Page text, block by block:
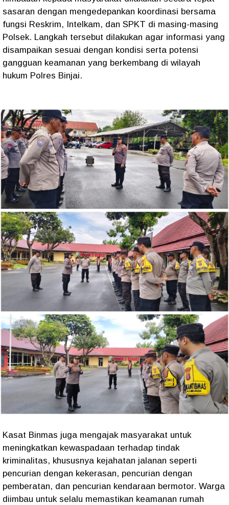
sasaran dengan mengedepankan koordinasi bersama
fungsi Reskrim, Intelkam, dan SPKT di masing-masing
Polsek. Langkah tersebut dilakukan agar informasi yang
disampaikan sesuai dengan kondisi serta potensi
gangguan keamanan yang berkembang di wilayah
hukum Polres Binjai.
Kasat Binmas juga mengajak masyarakat untuk
meningkatkan kewaspadaan terhadap tindak
kriminalitas, khususnya kejahatan jalanan seperti
pencurian dengan kekerasan, pencurian dengan
pemberatan, dan pencurian kendaraan bermotor. Warga
diimbau untuk selalu memastikan keamanan rumah